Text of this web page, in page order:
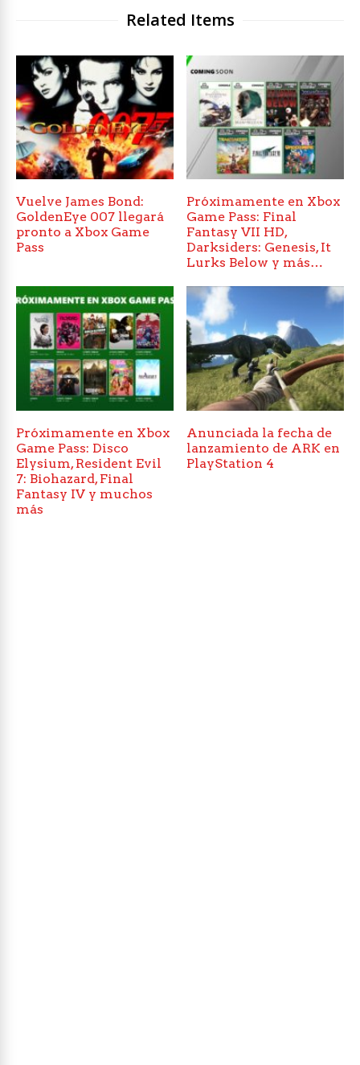
Related Items
Vuelve James Bond:
GoldenEye 007 llegará
pronto a Xbox Game
Pass
Próximamente en Xbox
Game Pass: Final
Fantasy VII HD,
Darksiders: Genesis, It
Lurks Below y más…
Próximamente en Xbox
Game Pass: Disco
Elysium, Resident Evil
7: Biohazard, Final
Fantasy IV y muchos
más
Anunciada la fecha de
lanzamiento de ARK en
PlayStation 4